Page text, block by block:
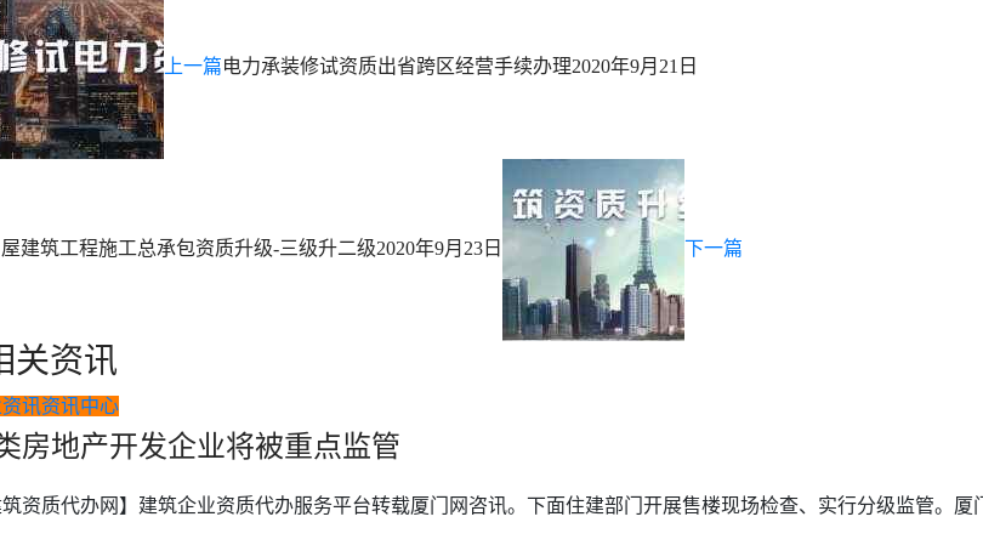
上一篇电力承装修试资质出省跨区经营手续办理2020年9月21日
建筑工程施工总承包资质升级-三级升二级2020年9月23日 下一篇
关资讯
讯资讯中心
房地产开发企业将被重点监管
资质代办网】建筑企业资质代办服务平台转载厦门网咨讯。下面住建部门开展售楼现场检查、实行分级监管。